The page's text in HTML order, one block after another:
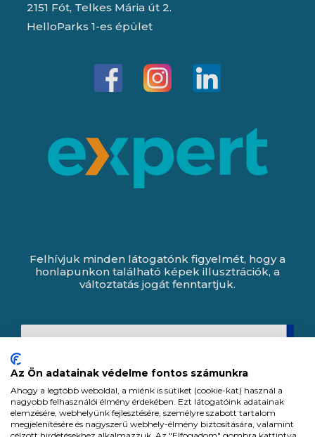
2151 Fót, Telkes Mária út 2.
HelloParks 1-es épület
Felhívjuk minden látogatónk figyelmét, hogy a
honlapunkon található képek illusztrációk, a
változtatás jogát fenntartjuk.
Az Ön adatainak védelme fontos számunkra
Ahogy a legtöbb weboldal, a miénk is sütiket (cookie-kat) használ a
nagyobb felhasználói élmény érdekében. Ezt látogatóink adatainak
elemzésére, webhelyünk fejlesztésére, személyre szabott tartalom
megjelenítésére és nagyszerű webhely-élmény biztosítására, valamint